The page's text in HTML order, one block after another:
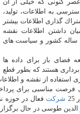
عصر كنونی كه خیلی از آن
به اطلاعات، تولید،
گذاری اطلاعات بیشتر
داشتن اطلاعات نقشه
برداری و نقش آن در تحقق چشم انداز ۲۰ ساله كشور و سیاست های
فضای باز برای داده ها
هستند كه بطور قطع
استفاده از نقشه و
فرصت مناسبی برای
شركت فعال در حوزه
الدین طوسی در حال